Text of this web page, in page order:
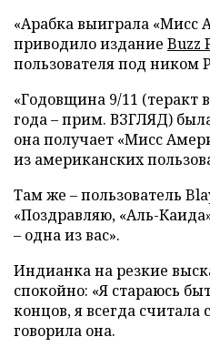
«Арабка выиграла «Мисс
приводило издание Buzz
пользователя под ником
«Годовщина 9/11 (теракт
года – прим. ВЗГЛЯД)
она получает «Мисс
из американских
Там же – пользователь
«Поздравляю, «Аль-
– одна из вас».
Индианка на резкие
спокойно: «Я стараюсь
концов, я всегда считала
говорила она.